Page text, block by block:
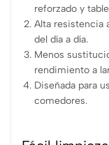
reforzado y
Alta resistencia
del día a día.
Menos
rendimiento a
Diseñada para
comedores.